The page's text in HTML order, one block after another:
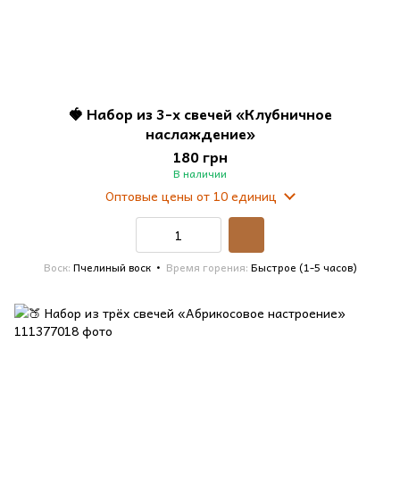
🍓 Набор из 3-х свечей «Клубничное
наслаждение»
180 грн
В наличии
Оптовые цены от 10 единиц
Воск Пчелиный воск Время горения Быстрое (1-5 часов)